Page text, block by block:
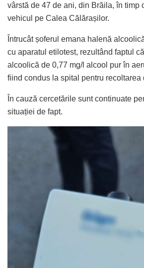
vârstă de 47 de ani, din Brăila, în timp
vehicul pe Calea Călărașilor.
Întrucât șoferul emana halenă
cu aparatul etilotest, rezultând faptul
alcoolică de 0,77 mg/l alcool pur în
fiind condus la spital pentru recoltarea
În cauză cercetările sunt continuate
situației de fapt.